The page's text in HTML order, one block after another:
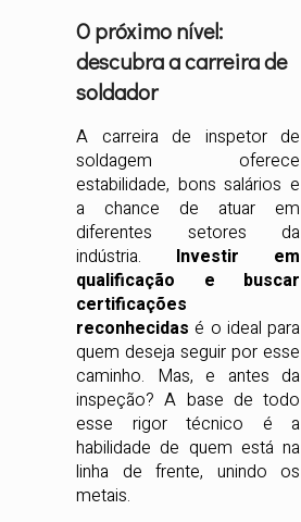
O próximo nível:
descubra a carreira de
soldador
A carreira de inspetor de
soldagem oferece
estabilidade, bons salários e
a chance de atuar em
diferentes setores da
indústria. Investir em
qualificação e buscar
certificações
reconhecidasé o ideal para
quem deseja seguir por esse
caminho. Mas, e antes da
inspeção? A base de todo
esse rigor técnico é a
habilidade de quem está na
linha de frente, unindo os
metais.